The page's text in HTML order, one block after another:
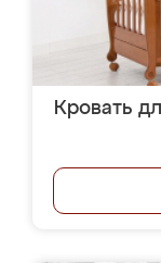
Кровать